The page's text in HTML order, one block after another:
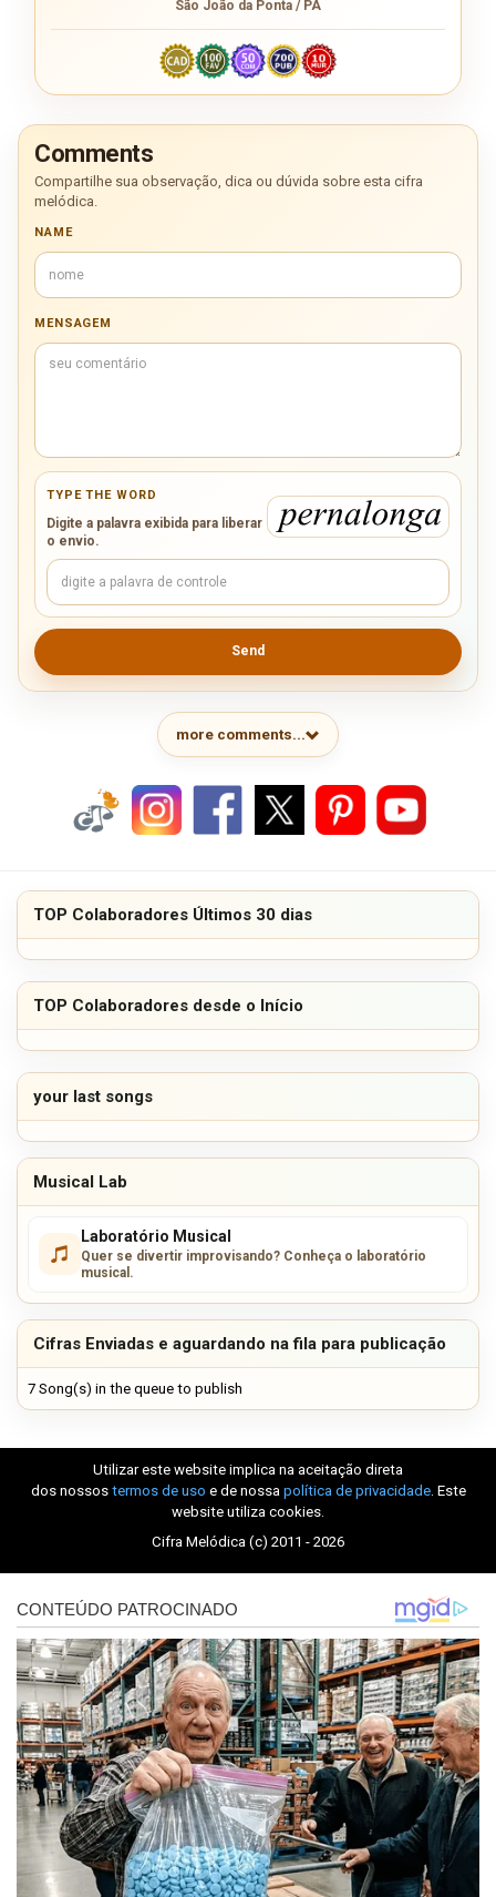
São João da Ponta / PA
Comments
Compartilhe sua observação, dica ou dúvida sobre esta cifra
melódica.
NAME
MENSAGEM
TYPE THE WORD
Digite a palavra exibida para liberar
o envio.
Send
more comments...
TOP Colaboradores Últimos 30 dias
TOP Colaboradores desde o Início
your last songs
Musical Lab
Laboratório Musical
Quer se divertir improvisando? Conheça o laboratório
musical.
Cifras Enviadas e aguardando na fila para publicação
7 Song(s) in the queue to publish
Utilizar este website implica na aceitação direta
dos nossos termos de uso e de nossa política de privacidade. Este
website utiliza cookies.
Cifra Melódica (c) 2011 - 2026